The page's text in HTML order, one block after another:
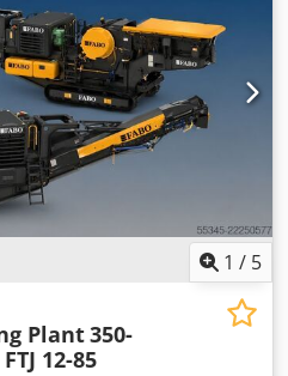
1 / 5
Plant350-
12-85